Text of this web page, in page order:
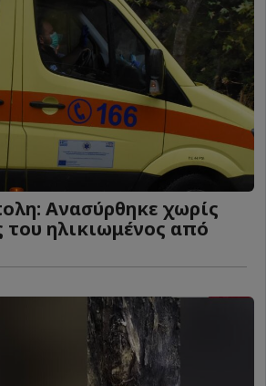
Ανασύρθηκε χωρίς
του ηλικιωμένος από